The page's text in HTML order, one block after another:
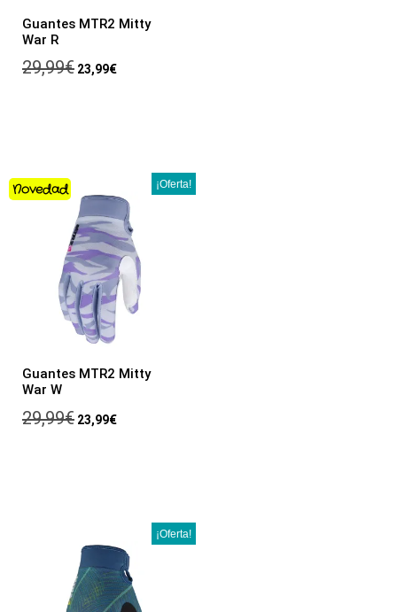
Guantes MTR2 Mitty
War R
29,99€ 23,99€
¡Oferta!
Novedad
Guantes MTR2 Mitty
War W
29,99€ 23,99€
¡Oferta!